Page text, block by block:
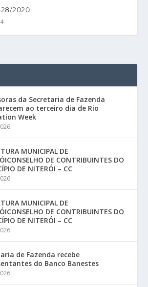
2020
da Secretaria de Fazenda
ao terceiro dia de Rio
Week
MUNICIPAL DE
DE CONTRIBUINTES DO
DE NITERÓI – CC
MUNICIPAL DE
DE CONTRIBUINTES DO
DE NITERÓI – CC
de Fazenda recebe
do Banco Banestes